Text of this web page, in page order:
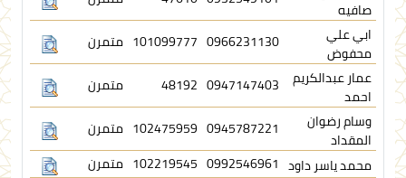
صافيه
ابي علي
محفوض
0966231130
101099777 متمرن
عمار عبدالكريم
احمد
0947147403
48192
متمرن
وسام رضوان
المقداد
0945787221
102475959 متمرن
محمد ياسر داود 0992546961
102219545 متمرن